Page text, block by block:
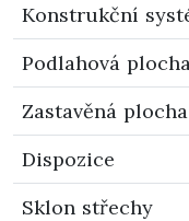
Konstrukční
Podlahová
Zastavěná plocha
Dispozice
Sklon střechy